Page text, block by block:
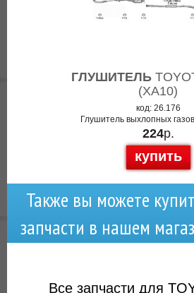
ГЛУШИТЕЛЬ
(XA10)
код: 26.176
Глушитель выхлопных
224р.
купить
Также вы можете
запчасти в нашем
Все запчасти для